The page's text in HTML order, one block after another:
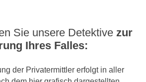
Sie unsere Detektive zur
Ihres Falles:
der Privatermittler erfolgt in aller